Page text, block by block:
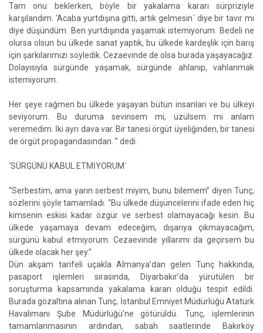
Tam onu beklerken, böyle bir yakalama kararı sürpriziyle
karşılandım. ‘Acaba yurtdışına gitti, artık gelmesin´ diye bir tavır mı
diye düşündüm. Ben yurtdışında yaşamak istemiyorum. Bedeli ne
olursa olsun bu ülkede sanat yaptık, bu ülkede kardeşlik için barış
için şarkılarımızı söyledik. Cezaevinde de olsa burada yaşayacağız.
Dolayısıyla sürgünde yaşamak, sürgünde ahlanıp, vahlanmak
istemiyorum.
Her şeye rağmen bu ülkede yaşayan bütün insanları ve bu ülkeyi
seviyorum. Bu duruma sevinsem mi, üzülsem mi anlam
veremedim. İki ayrı dava var. Bir tanesi örgüt üyeliğinden, bir tanesi
de örgüt propagandasından. ” dedi.
‘SÜRGÜNÜ KABUL ETMİYORUM´
“Serbestim, ama yarın serbest miyim, bunu bilemem” diyen Tunç,
sözlerini şöyle tamamladı: “Bu ülkede düşüncelerini ifade eden hiç
kimsenin eskisi kadar özgür ve serbest olamayacağı kesin. Bu
ülkede yaşamaya devam edeceğim, dışarıya çıkmayacağım,
sürgünü kabul etmiyorum. Cezaevinde yıllarımı da geçirsem bu
ülkede olacak her şey.”
Dün akşam tarifeli uçakla Almanya’dan gelen Tunç hakkında,
pasaport işlemleri sırasında, Diyarbakır’da yürütülen bir
soruşturma kapsamında yakalama kararı olduğu tespit edildi.
Burada gözaltına alınan Tunç, İstanbul Emniyet Müdürlüğü Atatürk
Havalimanı Şube Müdürlüğü’ne götürüldü. Tunç, işlemlerinin
tamamlanmasının ardından, sabah saatlerinde Bakırköy